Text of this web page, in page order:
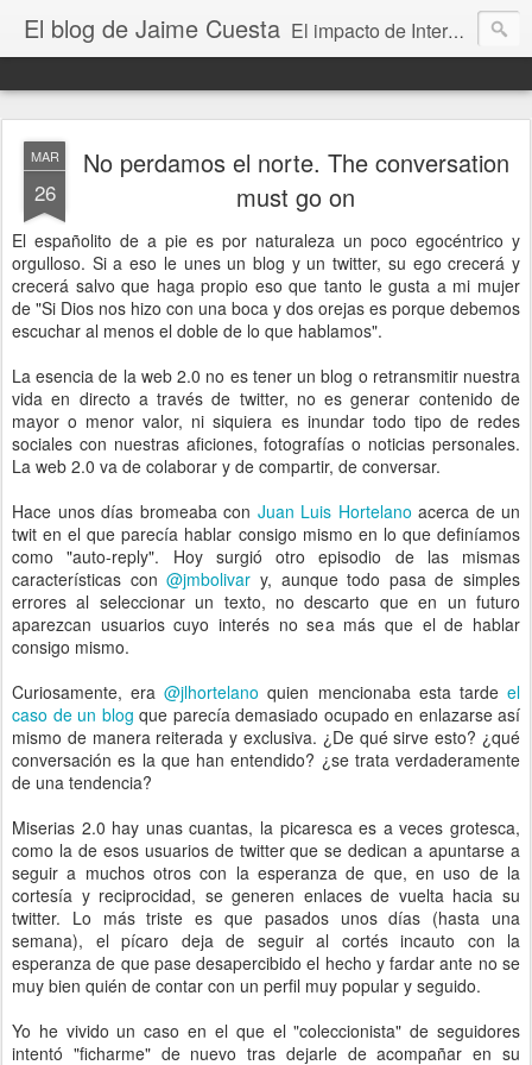
El blog de Jaime Cuesta El impacto de Internet en la sociedad visto con mis propios ojos
MAR
26
No perdamos el norte. The conversation
must go on
El españolito de a pie es por naturaleza un poco egocéntrico y
orgulloso. Si a eso le unes un blog y un twitter, su ego crecerá y
crecerá salvo que haga propio eso que tanto le gusta a mi mujer
de "Si Dios nos hizo con una boca y dos orejas es porque debemos
escuchar al menos el doble de lo que hablamos".
La esencia de la web 2.0 no es tener un blog o retransmitir nuestra
vida en directo a través de twitter, no es generar contenido de
mayor o menor valor, ni siquiera es inundar todo tipo de redes
sociales con nuestras aficiones, fotografías o noticias personales.
La web 2.0 va de colaborar y de compartir, de conversar.
Hace unos días bromeaba con Juan Luis Hortelano acerca de un
twit en el que parecía hablar consigo mismo en lo que definíamos
como "auto-reply". Hoy surgió otro episodio de las mismas
características con@jmbolivar y, aunque todo pasa de simples
errores al seleccionar un texto, no descarto que en un futuro
aparezcan usuarios cuyo interés no sea más que el de hablar
consigo mismo.
Curiosamente, era@jlhortelano quien mencionaba esta tardeel
caso de un blog que parecía demasiado ocupado en enlazarse así
mismo de manera reiterada y exclusiva. ¿De qué sirve esto? ¿qué
conversación es la que han entendido? ¿se trata verdaderamente
de una tendencia?
Miserias 2.0 hay unas cuantas, la picaresca es a veces grotesca,
como la de esos usuarios de twitter que se dedican a apuntarse a
seguir a muchos otros con la esperanza de que, en uso de la
cortesía y reciprocidad, se generen enlaces de vuelta hacia su
twitter. Lo más triste es que pasados unos días (hasta una
semana), el pícaro deja de seguir al cortés incauto con la
esperanza de que pase desapercibido el hecho y fardar ante no se
muy bien quién de contar con un perfil muy popular y seguido.
Yo he vivido un caso en el que el "coleccionista" de seguidores
intentó "ficharme" de nuevo tras dejarle de acompañar en su